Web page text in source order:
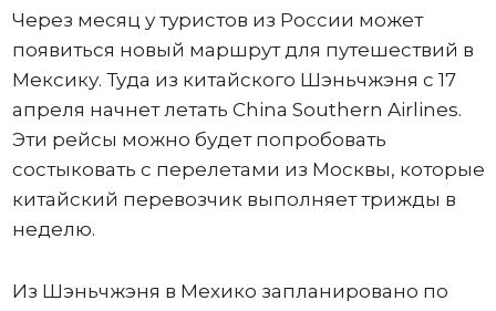
Через месяц у туристов из России может
появиться новый маршрут для путешествий в
Мексику. Туда из китайского Шэньчжэня с 17
апреля начнет летать China Southern Airlines.
Эти рейсы можно будет попробовать
состыковать с перелетами из Москвы, которые
китайский перевозчик выполняет трижды в
неделю.
Из Шэньчжэня в Мехико запланировано по